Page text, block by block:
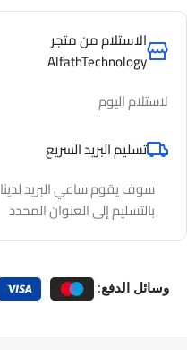
الاستلام من متجر
AlfathTechnology
لاستلام اليوم
تسليم البريد السريع
سوف يقوم ساعي البريد لدينا
بالتسليم إلى العنوان المحدد
وسائل الدفع: